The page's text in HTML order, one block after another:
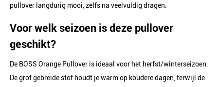
pullover langdurig mooi, zelfs na veelvuldig dragen.
Voor welk seizoen is deze pullover
geschikt?
De BOSS Orange Pullover is ideaal voor het herfst/winterseizoen.
De grof gebreide stof houdt je warm op koudere dagen, terwijl de